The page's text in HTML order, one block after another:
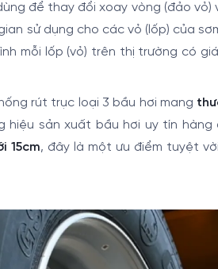
để thay đổi xoay vòng (đảo vỏ)
sử dụng cho các vỏ (lốp) của
mỗi lốp (vỏ) trên thị trường có
rút trục loại 3 bầu hơi mang
sản xuất bầu hơi uy tín hàng
15cm, đây là một ưu điểm tuyệt